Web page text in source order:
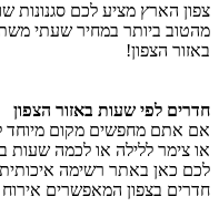
צפון הארץ מציע לכם סגנונות
מהטוב ביותר במחיר שעתי
באזור הצפון!
חדרים לפי שעות באזור הצפון
אם אתם מחפשים מקום מיוחד
או צימר ללילה או לכמה שעות
לכם כאן באתר רשימה
חדרים בצפון המאפשרים